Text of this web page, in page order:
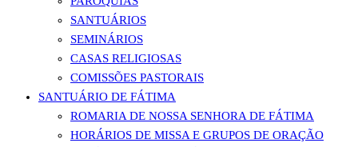
SANTUÁRIOS
SEMINÁRIOS
CASAS RELIGIOSAS
COMISSÕES PASTORAIS
SANTUÁRIO DE FÁTIMA
ROMARIA DE NOSSA SENHORA DE FÁTIMA
HORÁRIOS DE MISSA E GRUPOS DE ORAÇÃO